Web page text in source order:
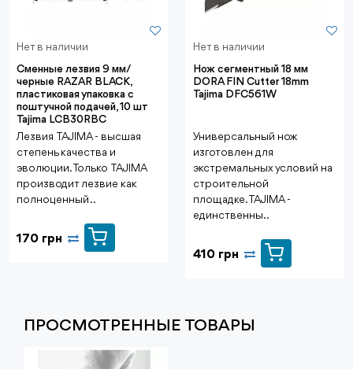
Нет в наличии
Сменные лезвия 9 мм/
черные RAZAR BLACK,
пластиковая упаковка с
поштучной подачей, 10 шт
Tajima LCB30RBC
Лезвия TAJIMA - высшая
степень качества и
эволюции. Только TAJIMA
производит лезвие как
полноценный ..
170 грн
Нет в наличии
Нож сегментный 18 мм
DORA FIN Cutter 18mm
Tajima DFC561W
Универсальный нож
изготовлен для
экстремальных условий на
строительной
площадке.TAJIMA -
единственны..
410 грн
ПРОСМОТРЕННЫЕ ТОВАРЫ